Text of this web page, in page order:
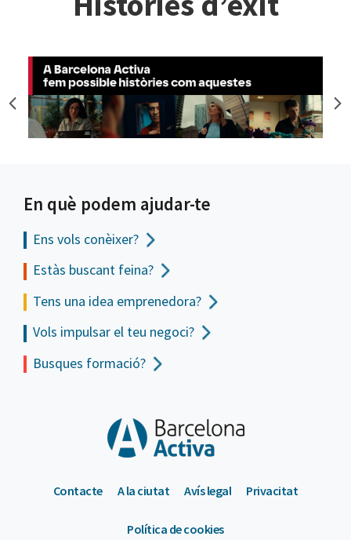
En què podem ajudar-te
Ens vols conèixer?
Estàs buscant feina?
Tens una idea emprenedora?
Vols impulsar el teu negoci?
Busques formació?
Contacte A la ciutat Avís legal Privacitat
Política de cookies